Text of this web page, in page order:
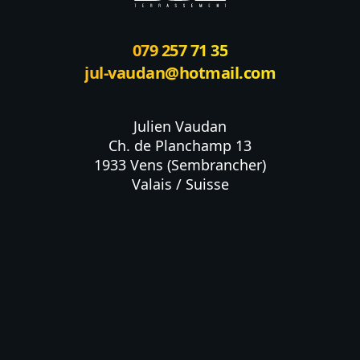
079 257 71 35
jul-vaudan@hotmail.com
Julien Vaudan
Ch. de Planchamp 13
1933 Vens (Sembrancher)
Valais / Suisse